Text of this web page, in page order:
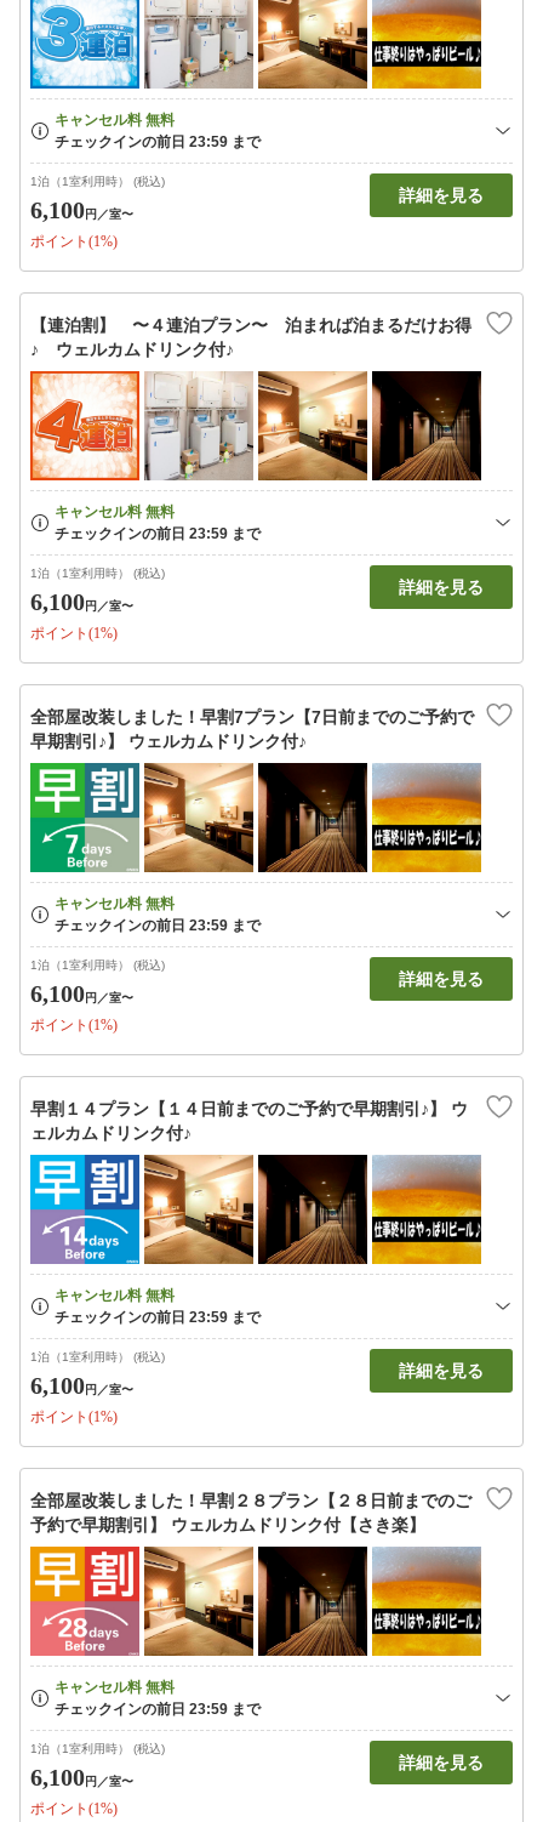
1泊（1室利用時） (税込)
6,100円 ／室〜
ポイント(1%)
詳細を見る
【連泊割】 〜４連泊プラン〜 泊まれば泊まるだけお得
♪ ウェルカムドリンク付♪
1泊（1室利用時） (税込)
6,100円 ／室〜
ポイント(1%)
詳細を見る
全部屋改装しました！早割7プラン【7日前までのご予約で
早期割引♪】 ウェルカムドリンク付♪
1泊（1室利用時） (税込)
6,100円 ／室〜
ポイント(1%)
詳細を見る
早割１４プラン【１４日前までのご予約で早期割引♪】 ウ
ェルカムドリンク付♪
1泊（1室利用時） (税込)
6,100円 ／室〜
ポイント(1%)
詳細を見る
全部屋改装しました！早割２８プラン【２８日前までのご
予約で早期割引】 ウェルカムドリンク付【さき楽】
1泊（1室利用時） (税込)
6,100円 ／室〜
ポイント(1%)
詳細を見る